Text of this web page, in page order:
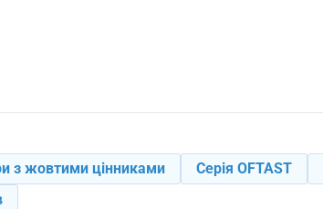
з жовтими цінниками Серія OFTAST